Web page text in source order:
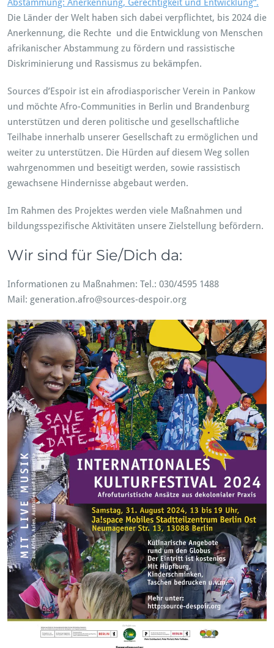
Abstammung: Anerkennung, Gerechtigkeit und Entwicklung“.
Die Länder der Welt haben sich dabei verpflichtet, bis 2024 die
Anerkennung, die Rechte und die Entwicklung von Menschen
afrikanischer Abstammung zu fördern und rassistische
Diskriminierung und Rassismus zu bekämpfen.
Sources d’Espoir ist ein afrodiasporischer Verein in Pankow
und möchte Afro-Communities in Berlin und Brandenburg
unterstützen und deren politische und gesellschaftliche
Teilhabe innerhalb unserer Gesellschaft zu ermöglichen und
weiter zu unterstützen. Die Hürden auf diesem Weg sollen
wahrgenommen und beseitigt werden, sowie rassistisch
gewachsene Hindernisse abgebaut werden.
Im Rahmen des Projektes werden viele Maßnahmen und
bildungsspezifische Aktivitäten unsere Zielstellung befördern.
Wir sind für Sie/Dich da:
Informationen zu Maßnahmen: Tel.: 030/4595 1488
Mail: generation.afro@sources-despoir.org